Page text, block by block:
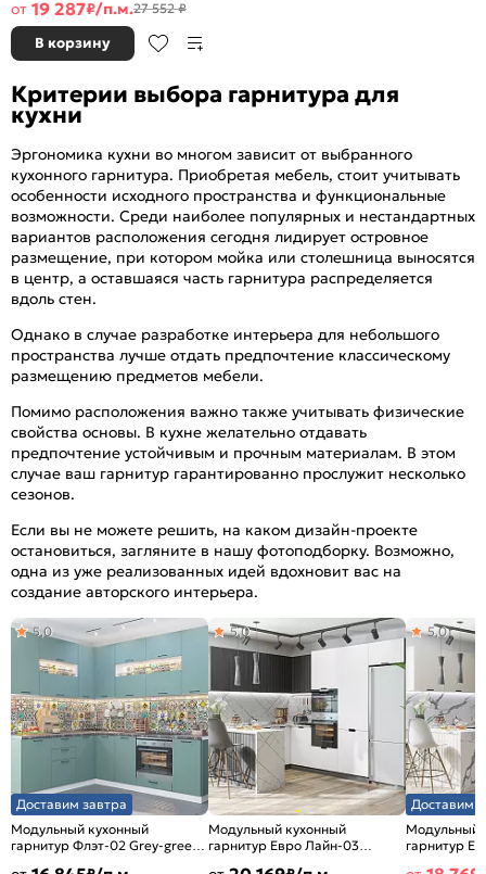
2140x2600x600
от 19 287₽/п.м.27 552 ₽
В корзину
Критерии выбора гарнитура для
кухни
Эргономика кухни во многом зависит от выбранного
кухонного гарнитура. Приобретая мебель, стоит учитывать
особенности исходного пространства и функциональные
возможности. Среди наиболее популярных и нестандартных
вариантов расположения сегодня лидирует островное
размещение, при котором мойка или столешница выносятся
в центр, а оставшаяся часть гарнитура распределяется
вдоль стен.
Однако в случае разработке интерьера для небольшого
пространства лучше отдать предпочтение классическому
размещению предметов мебели.
Помимо расположения важно также учитывать физические
свойства основы. В кухне желательно отдавать
предпочтение устойчивым и прочным материалам. В этом
случае ваш гарнитур гарантированно прослужит несколько
сезонов.
Если вы не можете решить, на каком дизайн-проекте
остановиться, загляните в нашу фотоподборку. Возможно,
одна из уже реализованных идей вдохновит вас на
создание авторского интерьера.
Доставим завтра
Модульный кухонный
гарнитур Флэт-02 Grey-green
5,0
Модульный кухонный
гарнитур Евро Лайн-03
5,0
Доставим
Модульный
гарнитур
5,0